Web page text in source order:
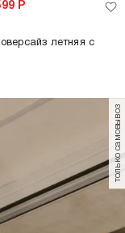
Р
летняя с
только самовывоз